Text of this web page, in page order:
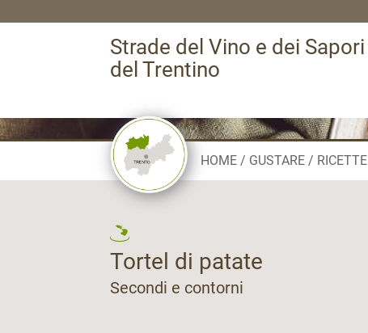
Strade del Vino e dei Sapori
del Trentino
HOME GUSTARE RICETTE
Tortel di patate
Secondi e contorni